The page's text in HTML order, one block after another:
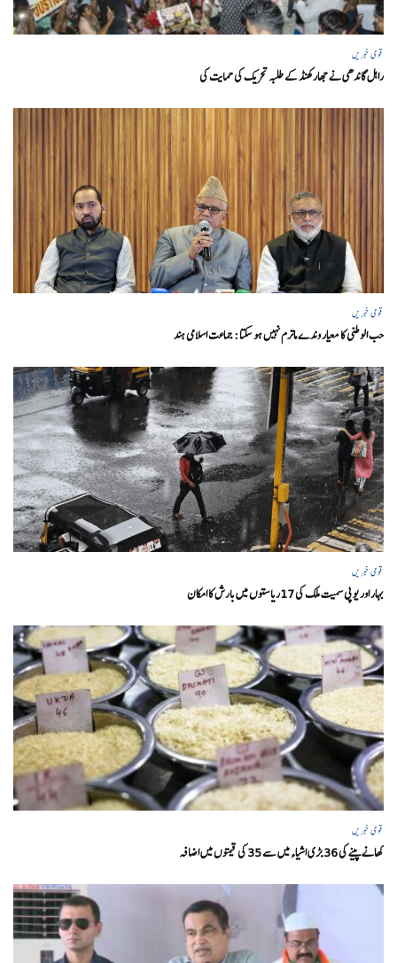
قومی خبریں
راہل گاندھی نے جھارکھنڈ کے طلبہ تحریک کی حمایت کی
قومی خبریں
حب الوطنی کا معیار وندے ماترم نہیں ہو سکتا : جماعت اسلامی ہند
قومی خبریں
بہار اور یو پی سمیت ملک کی 17ریاستوں میں بارش کا امکان
قومی خبریں
کھانے پینے کی 36 بڑی اشیاء میں سے 35 کی قیمتوں میں اضافہ